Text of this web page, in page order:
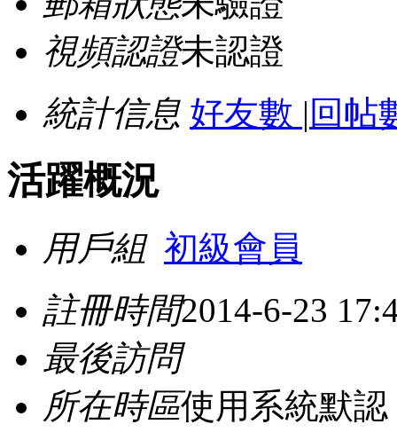
視頻認證未認證
統計信息 好友數 | 回帖
活躍概況
用戶組 初級會員
註冊時間2014-6-23
最後訪問
所在時區使用系統默認